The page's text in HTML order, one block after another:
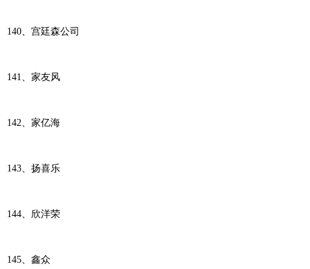
140、宫廷森公司
141、家友风
142、家亿海
143、扬喜乐
144、欣洋荣
145、鑫众